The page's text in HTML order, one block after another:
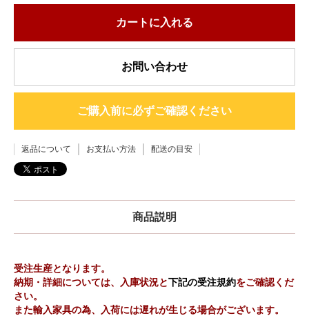
カートに入れる
お問い合わせ
ご購入前に必ずご確認ください
返品について お支払い方法 配送の目安
商品説明
受注生産となります。
納期・詳細については、入庫状況と下記の受注規約をご確認くだ
さい。
また輸入家具の為、入荷には遅れが生じる場合がございます。